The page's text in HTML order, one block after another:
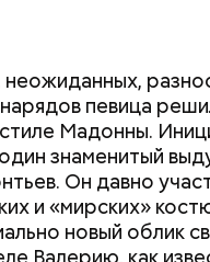
певица
Мадонны.
знаменитый
Он давно
и «мирских»
новый облик